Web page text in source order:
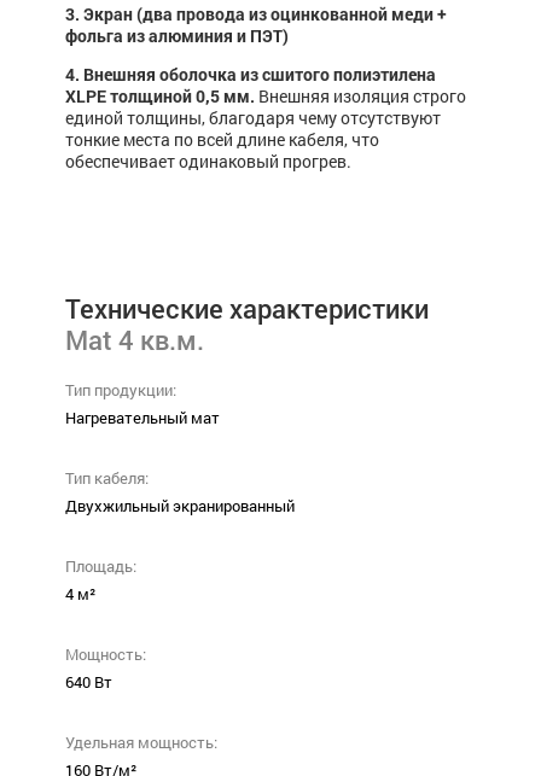
3. Экран (два провода из оцинкованной меди +
фольга из алюминия и ПЭТ)
4. Внешняя оболочка из сшитого полиэтилена
XLPE толщиной 0,5 мм. Внешняя изоляция строго
единой толщины, благодаря чему отсутствуют
тонкие места по всей длине кабеля, что
обеспечивает одинаковый прогрев.
Технические характеристики
Mat 4 кв.м.
Тип продукции:
Нагревательный мат
Тип кабеля:
Двухжильный экранированный
Площадь:
4 м²
Мощность:
640 Вт
Удельная мощность:
160 Вт/м²